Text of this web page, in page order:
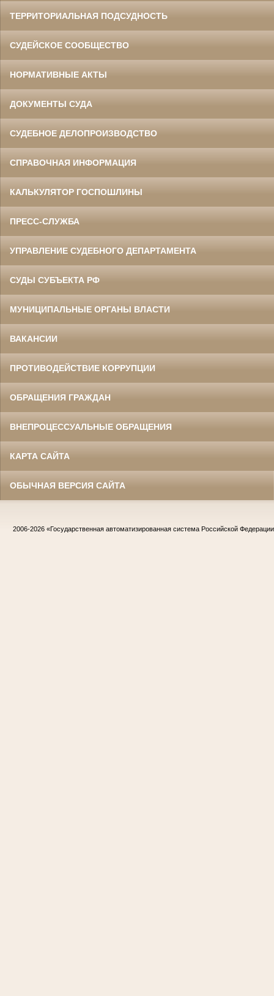
ТЕРРИТОРИАЛЬНАЯ ПОДСУДНОСТЬ
СУДЕЙСКОЕ СООБЩЕСТВО
НОРМАТИВНЫЕ АКТЫ
ДОКУМЕНТЫ СУДА
СУДЕБНОЕ ДЕЛОПРОИЗВОДСТВО
СПРАВОЧНАЯ ИНФОРМАЦИЯ
КАЛЬКУЛЯТОР ГОСПОШЛИНЫ
ПРЕСС-СЛУЖБА
УПРАВЛЕНИЕ СУДЕБНОГО ДЕПАРТАМЕНТА
СУДЫ СУБЪЕКТА РФ
МУНИЦИПАЛЬНЫЕ ОРГАНЫ ВЛАСТИ
ВАКАНСИИ
ПРОТИВОДЕЙСТВИЕ КОРРУПЦИИ
ОБРАЩЕНИЯ ГРАЖДАН
ВНЕПРОЦЕССУАЛЬНЫЕ ОБРАЩЕНИЯ
КАРТА САЙТА
ОБЫЧНАЯ ВЕРСИЯ САЙТА
2006-2026 «Государственная автоматизированная система Российской